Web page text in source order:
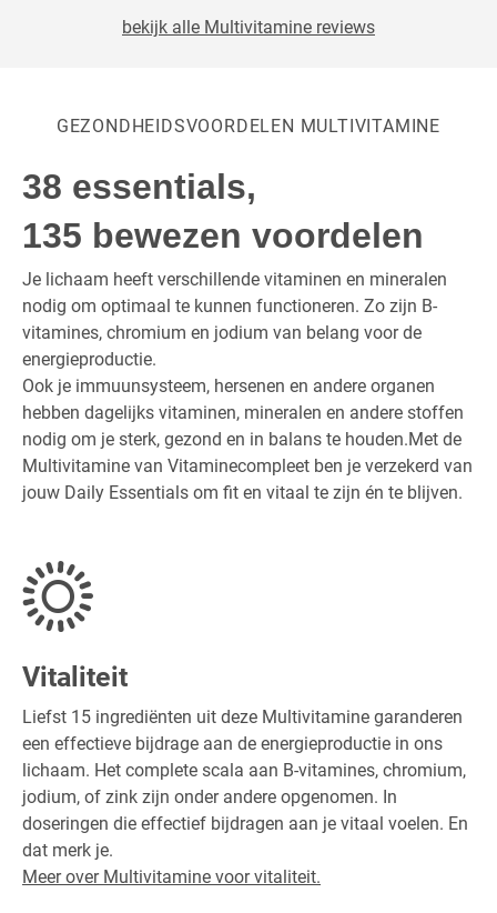
bekijk alle Multivitamine reviews
GEZONDHEIDSVOORDELEN MULTIVITAMINE
38 essentials,
135 bewezen voordelen
Je lichaam heeft verschillende vitaminen en mineralen
nodig om optimaal te kunnen functioneren. Zo zijn B-
vitamines, chromium en jodium van belang voor de
energieproductie.
Ook je immuunsysteem, hersenen en andere organen
hebben dagelijks vitaminen, mineralen en andere stoffen
nodig om je sterk, gezond en in balans te houden.Met de
Multivitamine van Vitaminecompleet ben je verzekerd van
jouw Daily Essentials om fit en vitaal te zijn én te blijven.
Vitaliteit
Liefst 15 ingrediënten uit deze Multivitamine garanderen
een effectieve bijdrage aan de energieproductie in ons
lichaam. Het complete scala aan B-vitamines, chromium,
jodium, of zink zijn onder andere opgenomen. In
doseringen die effectief bijdragen aan je vitaal voelen. En
dat merk je.
Meer over Multivitamine voor vitaliteit.